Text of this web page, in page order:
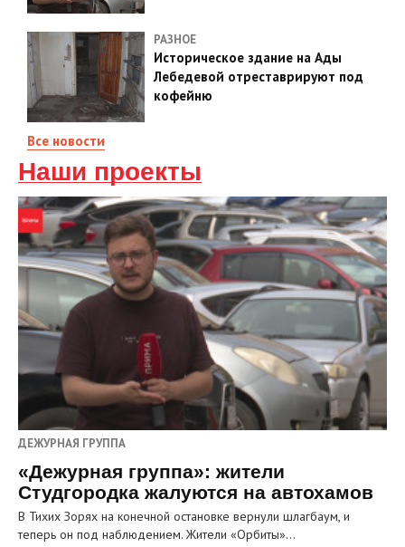
РАЗНОЕ
Историческое здание на Ады
Лебедевой отреставрируют под
кофейню
Все новости
Наши проекты
ДЕЖУРНАЯ ГРУППА
«Дежурная группа»: жители
Студгородка жалуются на автохамов
В Тихих Зорях на конечной остановке вернули шлагбаум, и
теперь он под наблюдением. Жители «Орбиты»…